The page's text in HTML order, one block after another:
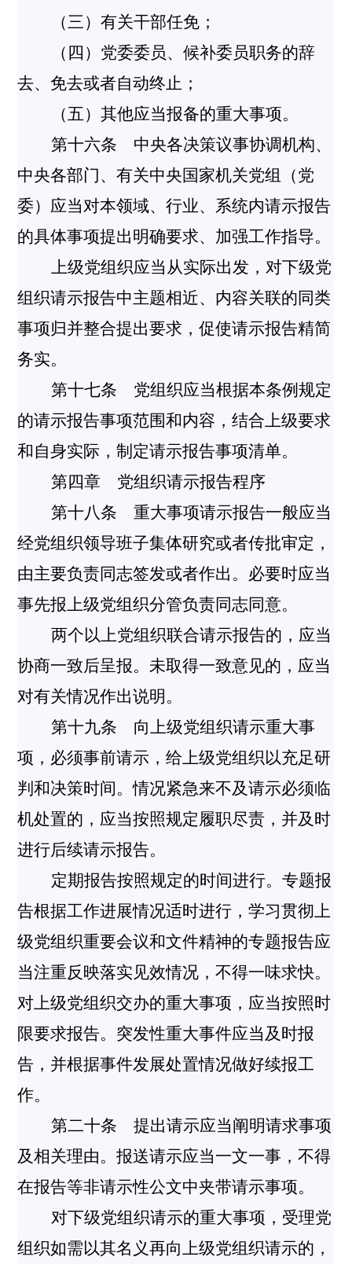
（三）有关干部任免；
（四）党委委员、候补委员职务的辞
去、免去或者自动终止；
（五）其他应当报备的重大事项。
第十六条 中央各决策议事协调机构、
中央各部门、有关中央国家机关党组（党
委）应当对本领域、行业、系统内请示报告
的具体事项提出明确要求、加强工作指导。
上级党组织应当从实际出发，对下级党
组织请示报告中主题相近、内容关联的同类
事项归并整合提出要求，促使请示报告精简
务实。
第十七条 党组织应当根据本条例规定
的请示报告事项范围和内容，结合上级要求
和自身实际，制定请示报告事项清单。
第四章 党组织请示报告程序
第十八条 重大事项请示报告一般应当
经党组织领导班子集体研究或者传批审定，
由主要负责同志签发或者作出。必要时应当
事先报上级党组织分管负责同志同意。
两个以上党组织联合请示报告的，应当
协商一致后呈报。未取得一致意见的，应当
对有关情况作出说明。
第十九条 向上级党组织请示重大事
项，必须事前请示，给上级党组织以充足研
判和决策时间。情况紧急来不及请示必须临
机处置的，应当按照规定履职尽责，并及时
进行后续请示报告。
定期报告按照规定的时间进行。专题报
告根据工作进展情况适时进行，学习贯彻上
级党组织重要会议和文件精神的专题报告应
当注重反映落实见效情况，不得一味求快。
对上级党组织交办的重大事项，应当按照时
限要求报告。突发性重大事件应当及时报
告，并根据事件发展处置情况做好续报工
作。
第二十条 提出请示应当阐明请求事项
及相关理由。报送请示应当一文一事，不得
在报告等非请示性公文中夹带请示事项。
对下级党组织请示的重大事项，受理党
组织如需以其名义再向上级党组织请示的，